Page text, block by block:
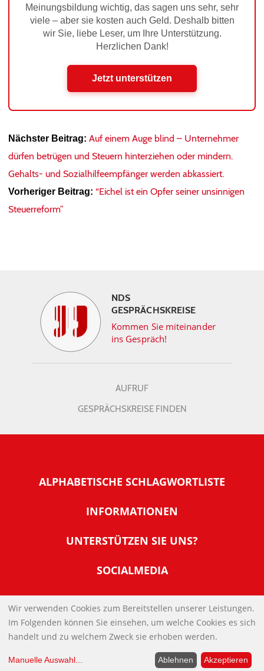
Meinungsbildung wichtig, das sagen uns sehr, sehr
viele – aber sie kosten auch Geld. Deshalb bitten
wir Sie, liebe Leser, um Ihre Unterstützung.
Herzlichen Dank!
Jetzt unterstützen
Nächster Beitrag: Auf einem Auge blind – Unternehmer
dürfen betrügen und Steuern hinterziehen oder mindern.
Gehalts- und Sozialhilfeempfänger werden abkassiert.
Vorheriger Beitrag: “Eichel ist ein Opfer seiner unsinnigen
Steuerreform”
NDS
GESPRÄCHSKREISE
Kommen Sie miteinander
ins Gespräch!
AUFRUF
GESPRÄCHSKREISE FINDEN
ALPHABETISCHE SCHLAGWORTLISTE
INFORMATIONEN
Warum NachDenkSeiten
Tipps zur Nutzung der NachDenkSeiten
Banner und E-Mail-Signaturen
Links
Kontakt
Impressum
UNTERSTÜTZEN SIE UNS?
Werden Sie Fördermitglied
Spenden Sie Online
SOCIALMEDIA
IMPRESSUM
DATENSCHUTZERKLÄRUNG
Wir verwenden Cookies zum Bereitstellen unserer Leistungen.
Im Folgenden können Sie einsehen, um welche Cookies es sich
handelt und zu welchem Zweck sie erhoben werden.
Manuelle Auswahl... Ablehnen Akzeptieren